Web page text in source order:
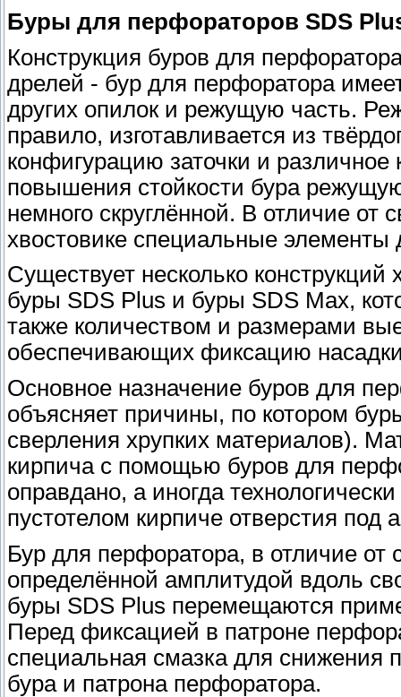
Буры для перфораторов SDS
Конструкция буров для
дрелей - бур для перфоратора
других опилок и режущую часть.
правило, изготавливается из
конфигурацию заточки и
повышения стойкости бура
немного скруглённой. В отличие
хвостовике специальные элементы
Существует несколько
буры SDS Plus и буры SDS Max,
также количеством и размерами
обеспечивающих фиксацию
Основное назначение буров для
объясняет причины, по котором
сверления хрупких материалов).
кирпича с помощью буров для
оправдано, а иногда
пустотелом кирпиче отверстия под
Бур для перфоратора, в отличие
определённой амплитудой вдоль
буры SDS Plus перемещаются
Перед фиксацией в патроне
специальная смазка для снижения
бура и патрона перфоратора.